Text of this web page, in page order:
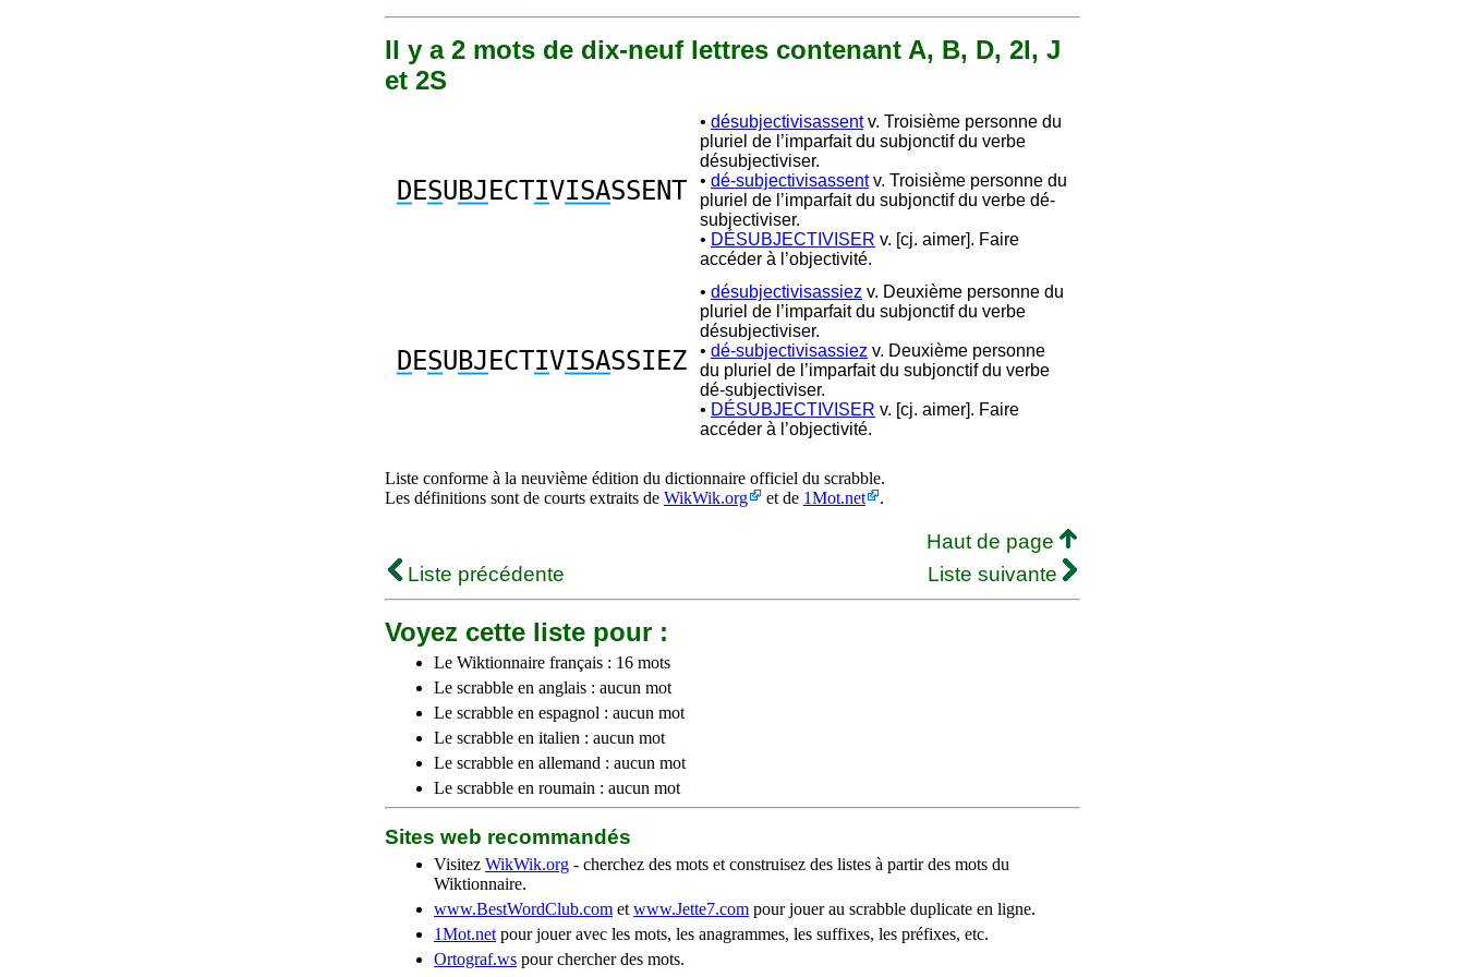
Il y a 2 mots de dix-neuf lettres contenant A, B, D, 2I, J
et 2S
DESUBJ ECTIVISASSENT
• désubjectivisassentv. Troisième personne du
pluriel de l’imparfait du subjonctif du verbe
désubjectiviser.
• dé-subjectivisassentv. Troisième personne du
pluriel de l’imparfait du subjonctif du verbe dé-
subjectiviser.
• DÉSUBJECTIVISER v. [cj. aimer]. Faire
accéder à l’objectivité.
DESUBJ ECTIVISASSIEZ
• désubjectivisassiez v. Deuxième personne du
pluriel de l’imparfait du subjonctif du verbe
désubjectiviser.
• dé-subjectivisassiez v. Deuxième personne
du pluriel de l’imparfait du subjonctif du verbe
dé-subjectiviser.
• DÉSUBJECTIVISER v. [cj. aimer]. Faire
accéder à l’objectivité.
Liste conforme à la neuvième édition du dictionnaire officiel du scrabble.
Les définitions sont de courts extraits de WikWik.org et de 1Mot.net .
Haut de page
Liste précédente
Liste suivante
Voyez cette liste pour :
Le Wiktionnaire français : 16 mots
Le scrabble en anglais : aucun mot
Le scrabble en espagnol : aucun mot
Le scrabble en italien : aucun mot
Le scrabble en allemand : aucun mot
Le scrabble en roumain : aucun mot
Sites web recommandés
Visitez WikWik.org - cherchez des mots et construisez des listes à partir des mots du
Wiktionnaire.
www.BestWordClub.com et www.Jette7.com pour jouer au scrabble duplicate en ligne.
1Mot.net pour jouer avec les mots, les anagrammes, les suffixes, les préfixes, etc.
Ortograf.ws pour chercher des mots.